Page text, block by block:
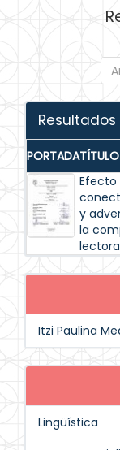
PORTADATÍTULO
Efecto
y
la
lectora
Itzi Paulina
Lingüística